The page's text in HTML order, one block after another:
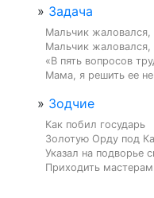
» Задача
Мальчик жаловался,
Мальчик жаловался,
«В пять вопросов
Мама, я решить ее
» Зодчие
Как побил государь
Золотую Орду под
Указал на подворье
Приходить